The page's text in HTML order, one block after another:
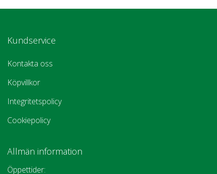
Kundservice
Kontakta oss
Köpvillkor
Integritetspolicy
Cookiepolicy
Allmän information
Öppettider: